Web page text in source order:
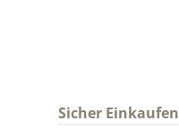
Sicher Einkaufen